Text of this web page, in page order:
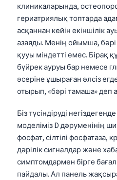
клиникаларында,
гериатриялық топтарда
асқаннан кейін екіншілік
азаяды. Менің ойымша, бәрі
қууы міндетті емес. Бірақ
бүйрек ауруы бар немесе
әсеріне ұшыраған әлсіз
отырып, «бәрі тамаша» деп
Біз түсіндіруді негіздегенде
моделіміз D дәруменінің
фосфат, сілтілі фосфатаза,
дәрілік сигналдар және
симптомдармен бірге
пайдалы. Ал панель